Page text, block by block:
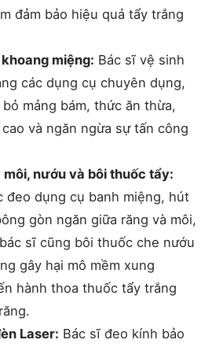
đảm bảo hiệu quả tẩy trắng
miệng: Bác sĩ vệ sinh
các dụng cụ chuyên dụng,
mảng bám, thức ăn thừa,
và ngăn ngừa sự tấn công
môi, nướu và bôi thuốc tẩy:
đeo dụng cụ banh miệng, hút
gòn ngăn giữa răng và môi,
sĩ cũng bôi thuốc che nướu
gây hại mô mềm xung
hành thoa thuốc tẩy trắng
Laser: Bác sĩ đeo kính bảo